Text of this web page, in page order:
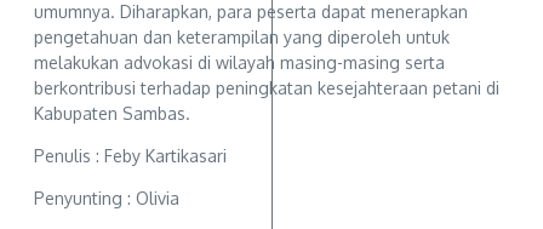
umumnya. Diharapkan, para peserta dapat menerapkan
pengetahuan dan keterampilan yang diperoleh untuk
melakukan advokasi di wilayah masing-masing serta
berkontribusi terhadap peningkatan kesejahteraan petani di
Kabupaten Sambas.
Penulis : Feby Kartikasari
Penyunting : Olivia